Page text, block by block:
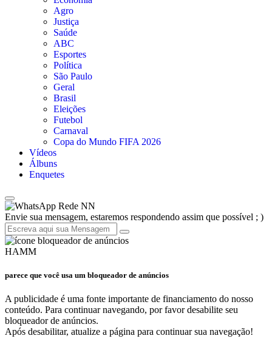
Agro
Justiça
Saúde
ABC
Esportes
Política
São Paulo
Geral
Brasil
Eleições
Futebol
Carnaval
Copa do Mundo FIFA 2026
Vídeos
Álbuns
Enquetes
Rede NN
Envie sua mensagem, estaremos respondendo assim que possível ; )
HAMM
parece que você usa um bloqueador de anúncios
A publicidade é uma fonte importante de financiamento do nosso
conteúdo. Para continuar navegando, por favor desabilite seu
bloqueador de anúncios.
Após desabilitar, atualize a página para continuar sua navegação!